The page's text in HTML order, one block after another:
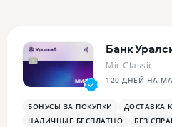
Банк
Mir Classic
120 ДНЕЙ НА
БОНУСЫ ЗА ПОКУПКИ
ДОСТАВКА
НАЛИЧНЫЕ БЕСПЛАТНО
БЕЗ